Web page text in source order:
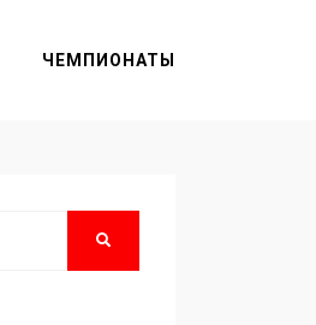
ЧЕМПИОНАТЫ